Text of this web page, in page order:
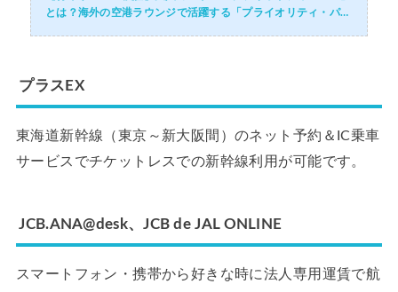
とは？海外の空港ラウンジで活躍する「プライオリティ・パ
プラスEX
東海道新幹線（東京～新大阪間）のネット予約＆IC乗車
サービスでチケットレスでの新幹線利用が可能です。
JCB.ANA@desk、JCB de JAL ONLINE
スマートフォン・携帯から好きな時に法人専用運賃で航